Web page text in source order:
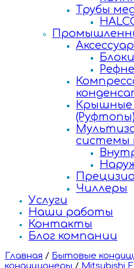
Трубы
Крышные
(Руфтопы)
системы
Чиллеры
Услуги
Наши работы
Контакты
Блог компании
Главная / Бытовые
кондиционеры / Mitsubishi